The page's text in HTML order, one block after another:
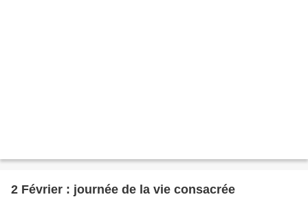
2 Février : journée de la vie consacrée